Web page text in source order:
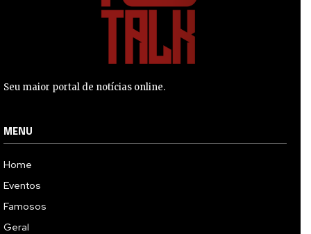
Seu maior portal de notícias online.
MENU
Home
Eventos
Famosos
Geral